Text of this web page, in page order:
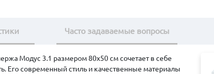
Часто задаваемые вопросы
Модус 3.1 размером 80х50 см сочетает в себе
Его современный стиль и качественные материалы